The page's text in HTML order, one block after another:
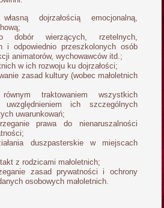
dojrzałością emocjonalną,
wierzących, rzetelnych,
i odpowiednio przeszkolonych osób
animatorów, wychowawców itd.;
w ich rozwoju ku dojrzałości;
zasad kultury (wobec małoletnich
traktowaniem wszystkich
uwzględnieniem ich szczególnych
uwarunkowań;
prawa do nienaruszalności
duszpasterskie w miejscach
z rodzicami małoletnich;
zasad prywatności i ochrony
osobowych małoletnich.